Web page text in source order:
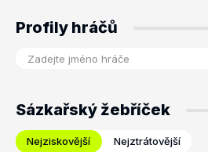
Profily hráčů
Sázkařský žebříček
Nejziskovější Nejztrátovější